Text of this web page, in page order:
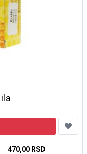
470,00 RSD